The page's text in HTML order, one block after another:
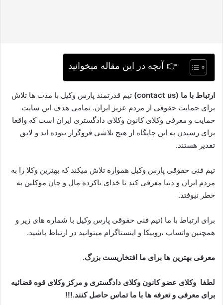
👉 آنچه در این مقاله میخوانید
ارتباط با ما (contact us)
تیم قدرتمند پارس وکیل با مدت ها تلاش
برای حمایت حقوقی از مردم عزیز ایران. تمامی هدف این سایت
حمایت و معرفی وکلای کانون وکلای دادگستری ایران است که واقعا
برای رسیدن به این جایگاه از هیچ تلاشی فروگزار نبوده اند و لایق
تقدیر هستند.
تیم فنی حقوقی پارس وکیل همواره تلاش میکند که بهترین وکلا را به
مردم ایران و دنیا معرفی کند تا خدای ناکرده مال و جان موکلین به
خطر نیوفتد.
برای ارتباط با ما (تیم فنی حقوقی پارس وکیل با شماره های زیر و
همچنین واتساپ ،روبیکا و اینستاگرام میتوانید در ارتباط باشید.
معرفی بهترین ها برای ما افتخاریست بزرگ.
لطفا وکلای عضو کانون وکلای دادگستری و مرکز وکلای قوه قضائیه
برای معرفی و تعرفه ها با ما تماس حاصل کنند.!!!